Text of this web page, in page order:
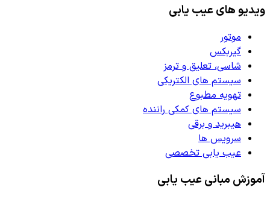
ویدیو های عیب یابی
موتور
گیربکس
شاسی، تعلیق و ترمز
سیستم های الکتریکی
تهویه مطبوع
سیستم های کمکی راننده
هیبرید و برقی
سرویس ها
عیب یابی تخصصی
آموزش مبانی عیب یابی